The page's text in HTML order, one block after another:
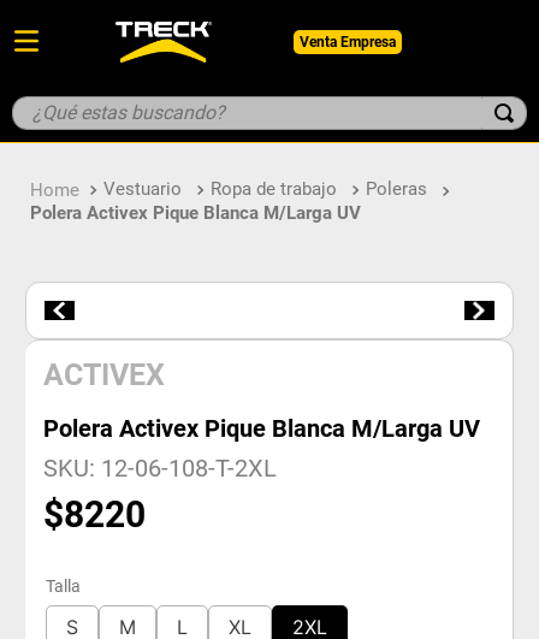
Venta Empresa
¿Qué estas buscando?
Vestuario Ropa de trabajo
Poleras
Polera Activex Pique Blanca M/Larga UV
ACTIVEX
Polera Activex Pique Blanca M/Larga UV
SKU: 12-06-108-T-2XL
$8220
Talla
S M L XL 2XL
1. botin